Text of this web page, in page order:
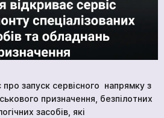
запуск сервісного напрямку з
призначення, безпілотних
засобів, які